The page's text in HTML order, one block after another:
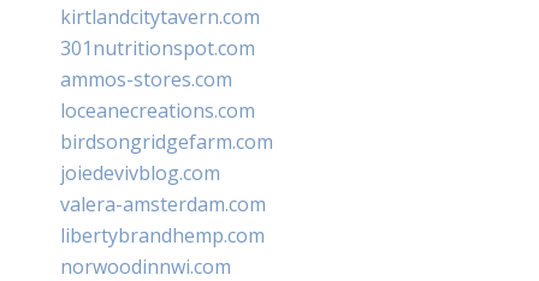
kirtlandcitytavern.com
301nutritionspot.com
ammos-stores.com
loceanecreations.com
birdsongridgefarm.com
joiedevivblog.com
valera-amsterdam.com
libertybrandhemp.com
norwoodinnwi.com